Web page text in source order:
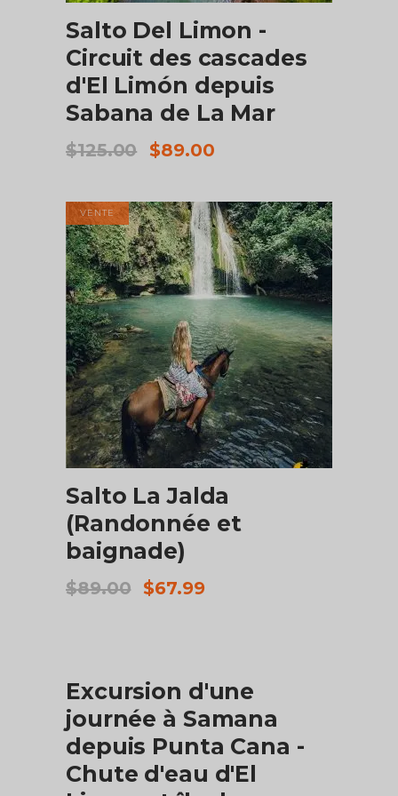
Salto Del Limon -
Circuit des cascades
d'El Limón depuis
Sabana de La Mar
$125.00
Le
était :
$125.00.
$89.00Le
est :
$89.00.
VENTE
AJOUTER AU PANIER
Salto La Jalda
(Randonnée et
baignade)
$89.00
Le
$67.99Le
Excursion d'une
journée à Samana
depuis Punta Cana -
Chute d'eau d'El